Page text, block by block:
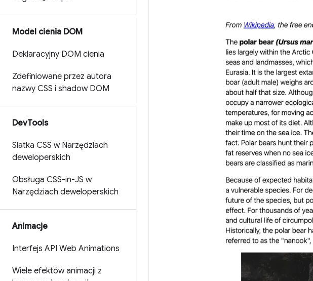
Model cienia DOM
Deklaracyjny DOM cienia
Zdefiniowane przez autora
nazwy CSS i shadow DOM
DevTools
Siatka CSS w Narzędziach
deweloperskich
Obsługa CSS-in-JS w
Narzędziach deweloperskich
Animacje
Interfejs API Web Animations
Wiele efektów animacji z